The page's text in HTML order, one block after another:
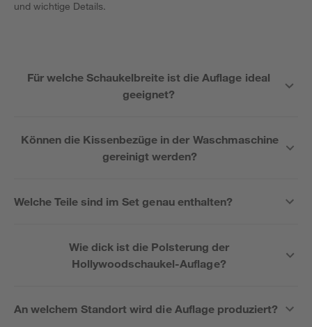
und wichtige Details.
Für welche Schaukelbreite ist die Auflage ideal
geeignet?
Können die Kissenbezüge in der Waschmaschine
gereinigt werden?
Welche Teile sind im Set genau enthalten?
Wie dick ist die Polsterung der
Hollywoodschaukel-Auflage?
An welchem Standort wird die Auflage produziert?